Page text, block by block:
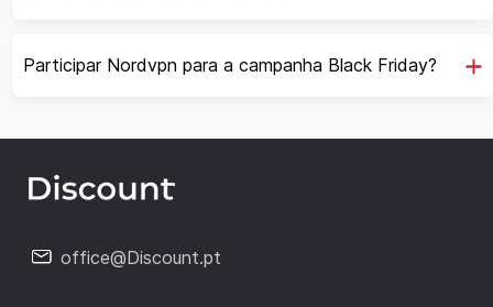
Participar Nordvpn para a campanha Black Friday?
office@Discount.pt